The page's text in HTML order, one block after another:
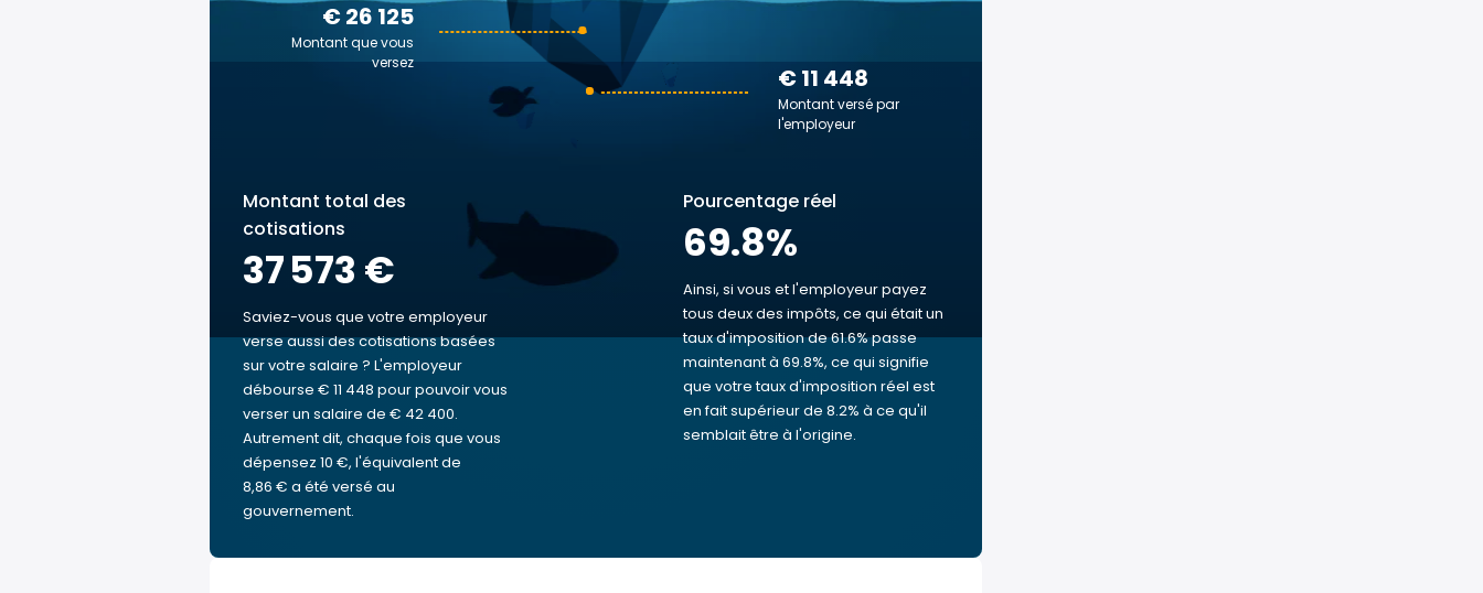
€ 11 448
Montant versé par
l'employeur
€ 26 125
Montant que vous
versez
Montant total des
cotisations
37 573 €
Saviez-vous que votre employeur
verse aussi des cotisations basées
sur votre salaire ? L'employeur
débourse € 11 448 pour pouvoir vous
verser un salaire de € 42 400.
Autrement dit, chaque fois que vous
dépensez 10 €, l'équivalent de
8,86 € a été versé au
gouvernement.
Pourcentage réel
69.8%
Ainsi, si vous et l'employeur payez
tous deux des impôts, ce qui était un
taux d'imposition de 61.6% passe
maintenant à 69.8%, ce qui signifie
que votre taux d'imposition réel est
en fait supérieur de 8.2% à ce qu'il
semblait être à l'origine.